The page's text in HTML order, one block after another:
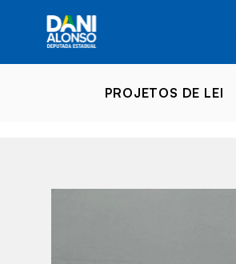
PROJETOS DE LEI